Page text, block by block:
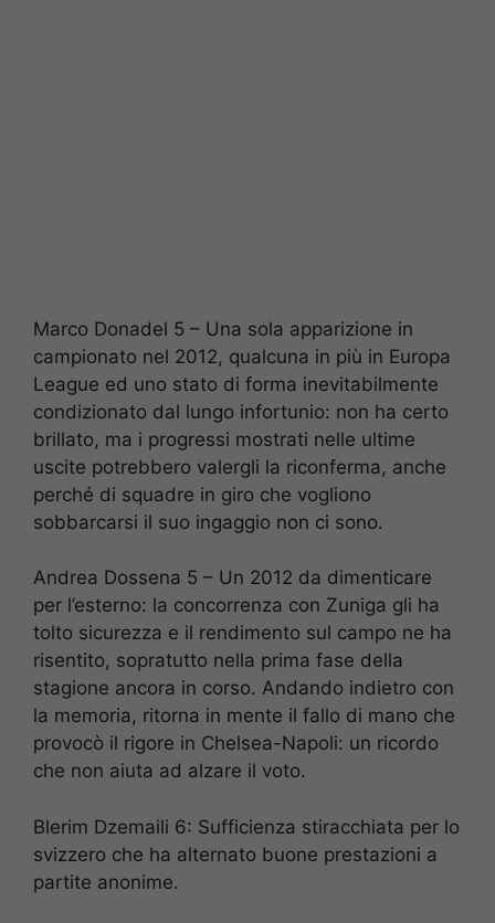
Marco Donadel 5 – Una sola apparizione in
campionato nel 2012, qualcuna in più in Europa
League ed uno stato di forma inevitabilmente
condizionato dal lungo infortunio: non ha certo
brillato, ma i progressi mostrati nelle ultime
uscite potrebbero valergli la riconferma, anche
perché di squadre in giro che vogliono
sobbarcarsi il suo ingaggio non ci sono.
Andrea Dossena 5 – Un 2012 da dimenticare
per l’esterno: la concorrenza con Zuniga gli ha
tolto sicurezza e il rendimento sul campo ne ha
risentito, sopratutto nella prima fase della
stagione ancora in corso. Andando indietro con
la memoria, ritorna in mente il fallo di mano che
provocò il rigore in Chelsea-Napoli: un ricordo
che non aiuta ad alzare il voto.
Blerim Dzemaili 6: Sufficienza stiracchiata per lo
svizzero che ha alternato buone prestazioni a
partite anonime.